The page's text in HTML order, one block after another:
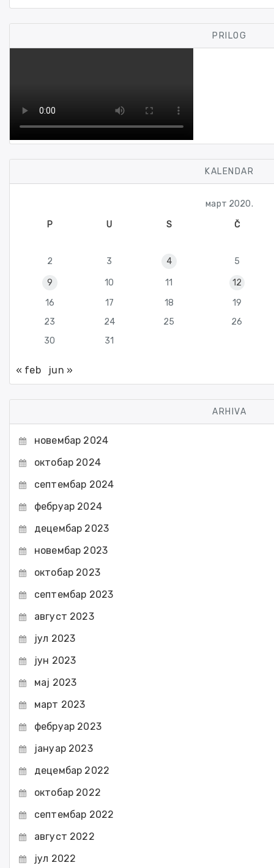
PRILOG
KALENDAR
март 2020.
P
U S Č
2 3 4 5
9 10 11
12
16
17 18
19
23
24 25
26
30
31
« feb jun »
ARHIVA
новембар 2024
октобар 2024
септембар 2024
фебруар 2024
децембар 2023
новембар 2023
октобар 2023
септембар 2023
август 2023
јул 2023
јун 2023
мај 2023
март 2023
фебруар 2023
јануар 2023
децембар 2022
октобар 2022
септембар 2022
август 2022
јул 2022